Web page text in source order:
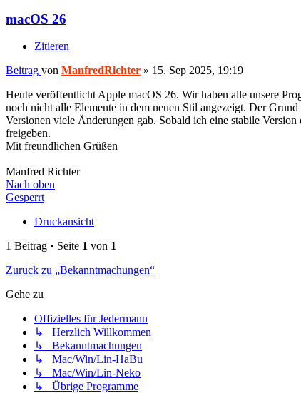
macOS 26
Zitieren
Beitrag von ManfredRichter » 15. Sep 2025, 19:19
Heute veröffentlicht Apple macOS 26. Wir haben alle unsere
noch nicht alle Elemente in dem neuen Stil angezeigt. Der
Versionen viele Änderungen gab. Sobald ich eine stabile
freigeben.
Mit freundlichen Grüßen
Manfred Richter
Nach oben
Gesperrt
Druckansicht
1 Beitrag • Seite 1 von 1
Zurück zu „Bekanntmachungen“
Gehe zu
Offizielles für Jedermann
↳ Herzlich Willkommen
↳ Bekanntmachungen
↳ Mac/Win/Lin-HaBu
↳ Mac/Win/Lin-Neko
↳ Übrige Programme